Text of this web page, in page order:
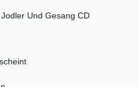
Und Gesang CD